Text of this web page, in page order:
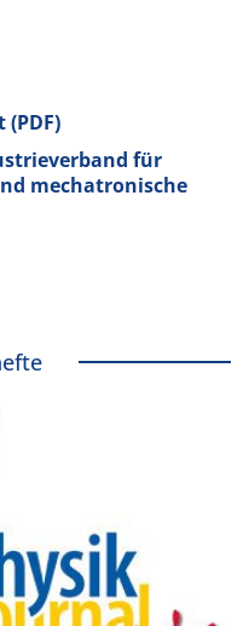
für
mechatronische